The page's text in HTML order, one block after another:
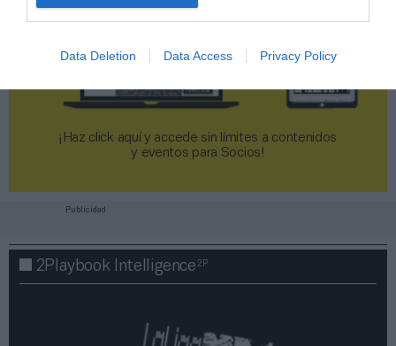
Data Deletion Data Access Privacy Policy
¡Haz click aquí y accede sin límites a contenidos
y eventos para Socios!​​​​​​​
Publicidad
2Playbook Intelligence2P